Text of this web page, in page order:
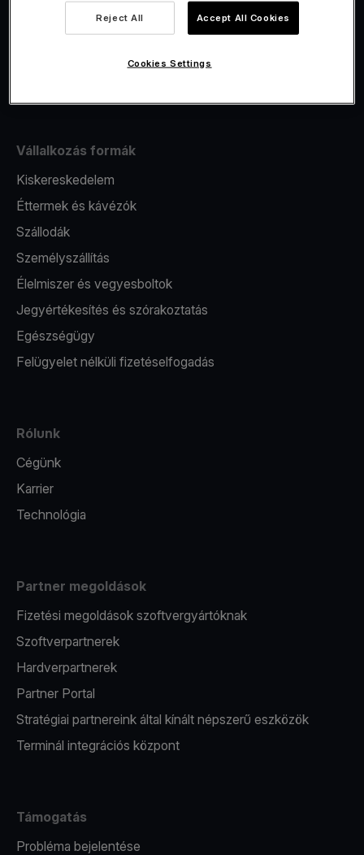
Vállalkozás formák
Kiskereskedelem
Éttermek és kávézók
Szállodák
Személyszállítás
Élelmiszer és vegyesboltok
Jegyértékesítés és szórakoztatás
Egészségügy
Felügyelet nélküli fizetéselfogadás
Rólunk
Cégünk
Karrier
Technológia
Partner megoldások
Fizetési megoldások szoftvergyártóknak
Szoftverpartnerek
Hardverpartnerek
Partner Portal
Stratégiai partnereink által kínált népszerű eszközök
Terminál integrációs központ
Támogatás
Probléma bejelentése
Reject All Accept All Cookies
Cookies Settings